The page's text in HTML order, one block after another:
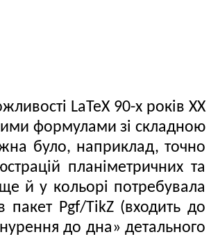
LaTeX 90-x років XX
формулами зі складною
було, наприклад, точно
планіметричних та
й у кольорі потребувала
Pgf/TikZ (входить до
до дна» детального